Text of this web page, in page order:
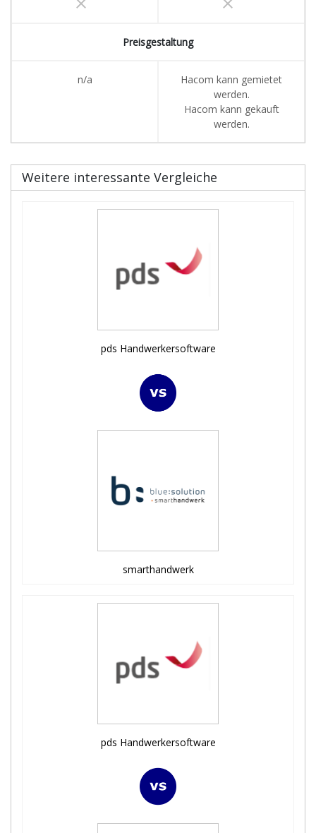
clear clear
Preisgestaltung
n/a
Hacom kann gemietet
werden.
Hacom kann gekauft
werden.
Weitere interessante Vergleiche
pds Handwerkersoftware
smarthandwerk
pds Handwerkersoftware